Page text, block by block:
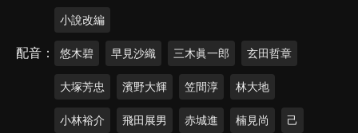
小說改編
配音 悠木碧 早見沙織 三木眞一郎 玄田哲章
大塚芳忠 濱野大輝 笠間淳 林大地
小林裕介 飛田展男 赤城進 楠見尚 己